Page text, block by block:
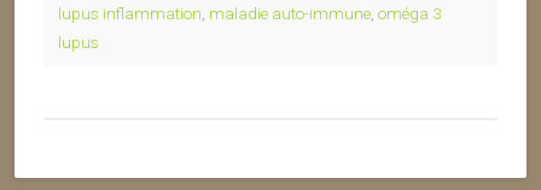
lupus inflammation maladie auto-immune oméga 3
lupus